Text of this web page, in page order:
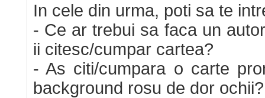
In cele din urma, poti sa te
- Ce ar trebui sa faca un
ii citesc/cumpar cartea?
- As citi/cumpara o carte
background rosu de dor ochii?